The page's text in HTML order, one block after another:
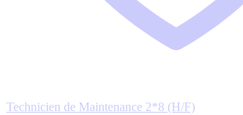
Technicien de Maintenance 2*8 (H/F)